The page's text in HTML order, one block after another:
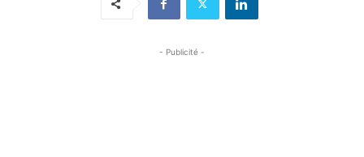
- Publicité -